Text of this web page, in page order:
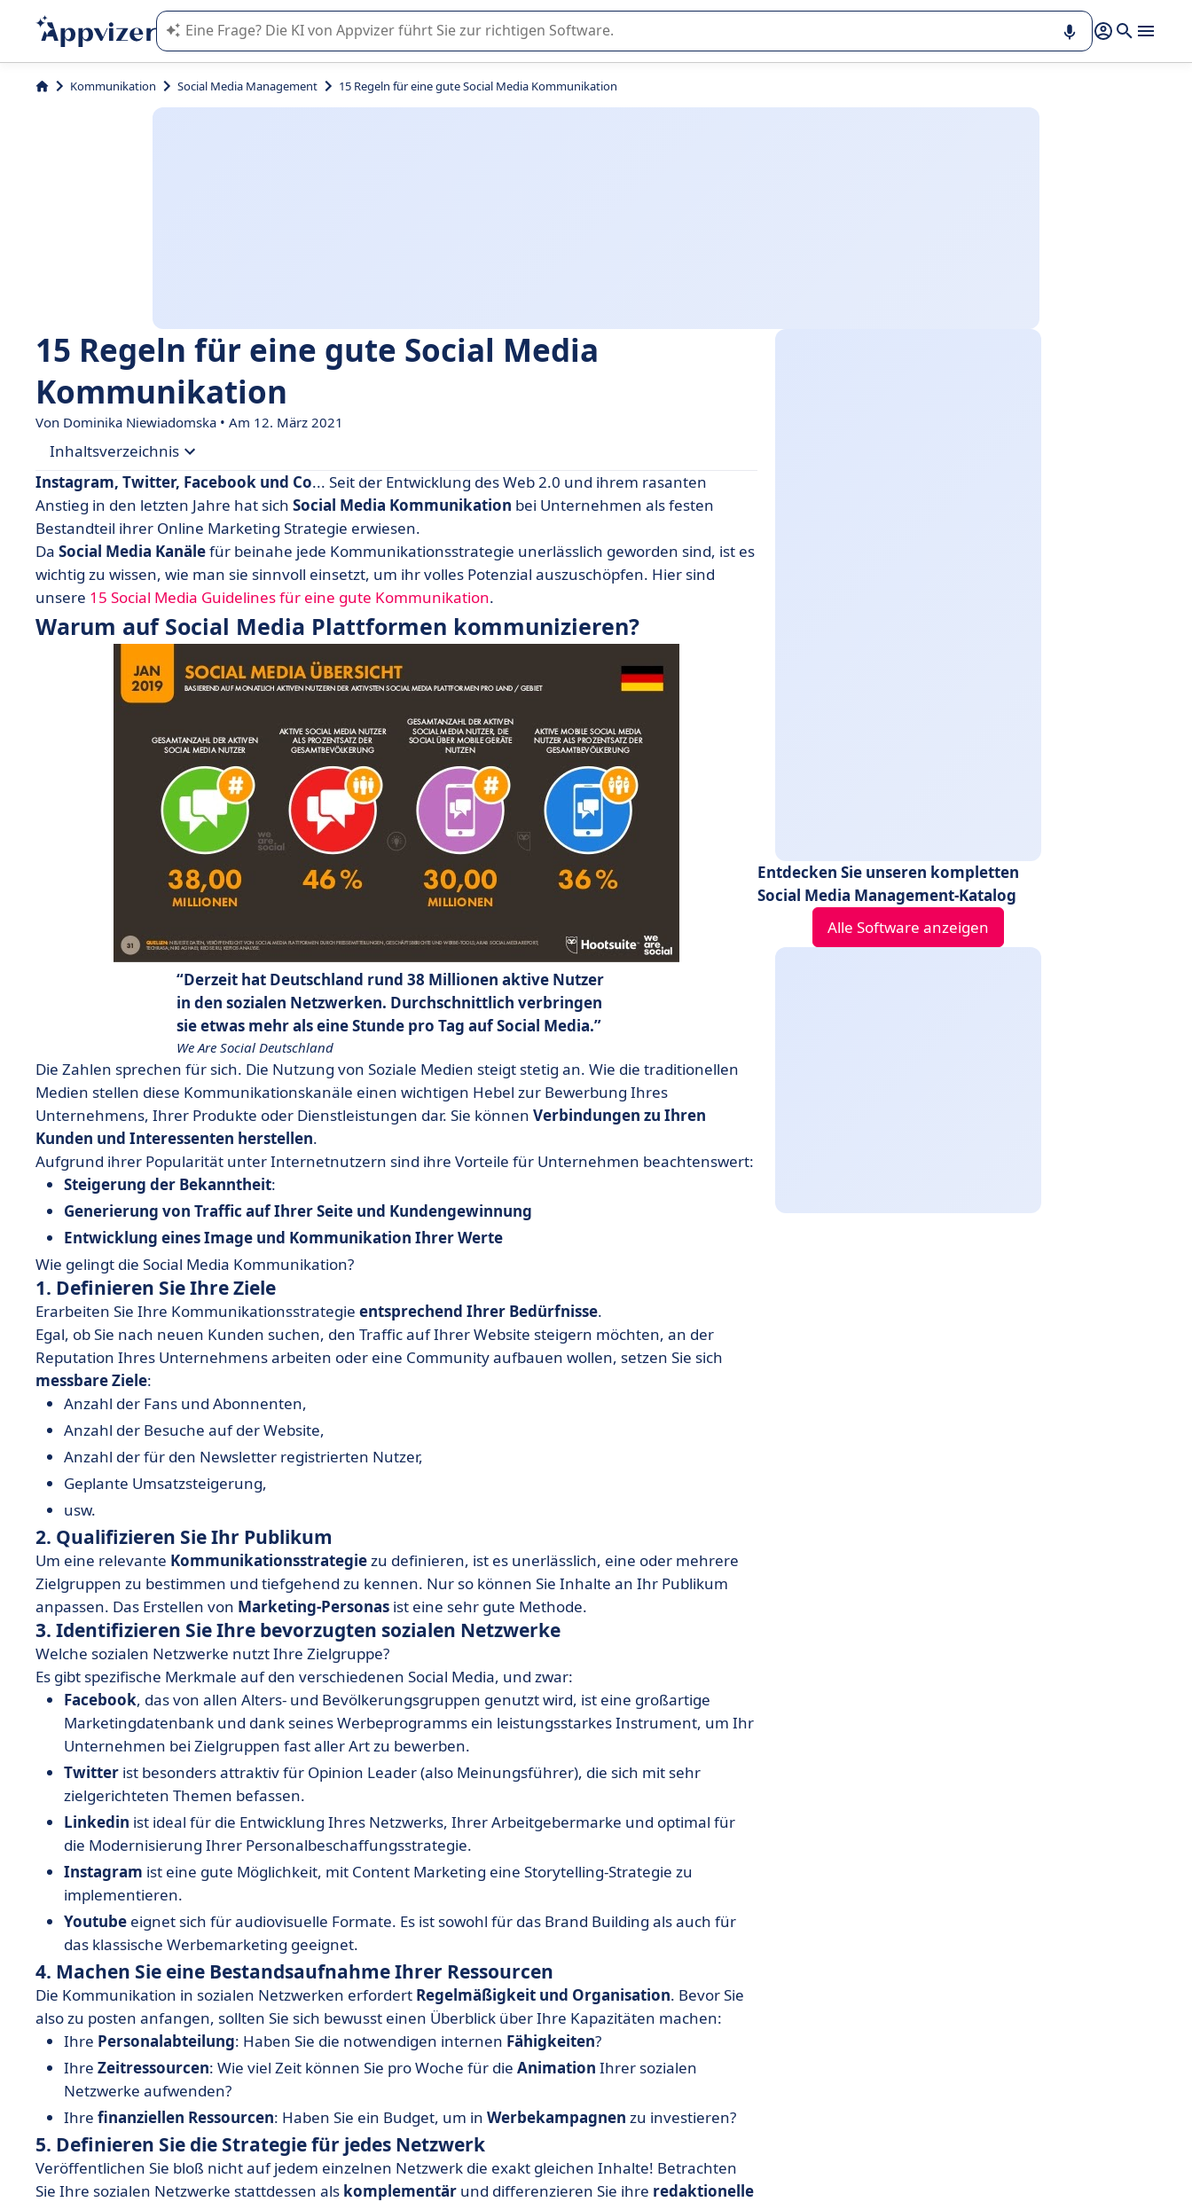
Die KI von Appvizer führt Sie bei der Nutzung oder Auswahl von SaaS-Software in Unternehmen.
Kommunikation Social Media Management 15 Regeln für eine gute Social Media Kommunikation
15 Regeln für eine gute Social Media
Kommunikation
Von Dominika Niewiadomska • Am 12. März 2021
Inhaltsverzeichnis
• Warum auf Social Media Plattformen kommunizieren?
• Fazit
Instagram, Twitter, Facebook und Co... Seit der Entwicklung des Web 2.0 und ihrem rasanten
Anstieg in den letzten Jahre hat sich Social Media Kommunikation bei Unternehmen als festen
Bestandteil ihrer Online Marketing Strategie erwiesen.
Da Social Media Kanälefür beinahe jede Kommunikationsstrategie unerlässlich geworden sind, ist es
wichtig zu wissen, wie man sie sinnvoll einsetzt, um ihr volles Potenzial auszuschöpfen. Hier sind
unsere 15 Social Media Guidelines für eine gute Kommunikation.
Warum auf Social Media Plattformen kommunizieren?
Derzeit hat Deutschland rund 38 Millionen aktive Nutzer
in den sozialen Netzwerken. Durchschnittlich verbringen
sie etwas mehr als eine Stunde pro Tag auf Social Media.
We Are Social Deutschland
Die Zahlen sprechen für sich. Die Nutzung von Soziale Medien steigt stetig an. Wie die traditionellen
Medien stellen diese Kommunikationskanäle einen wichtigen Hebel zur Bewerbung Ihres
Unternehmens, Ihrer Produkte oder Dienstleistungen dar. Sie können Verbindungen zu Ihren
Kunden und Interessenten herstellen.
Aufgrund ihrer Popularität unter Internetnutzern sind ihre Vorteile für Unternehmen beachtenswert:
Steigerung der Bekanntheit:
Generierung von Traffic auf Ihrer Seite und Kundengewinnung
Entwicklung eines Image und Kommunikation Ihrer Werte
Wie gelingt die Social Media Kommunikation?
1. Definieren Sie Ihre Ziele
Erarbeiten Sie Ihre Kommunikationsstrategie entsprechend Ihrer Bedürfnisse.
Egal, ob Sie nach neuen Kunden suchen, den Traffic auf Ihrer Website steigern möchten, an der
Reputation Ihres Unternehmens arbeiten oder eine Community aufbauen wollen, setzen Sie sich
messbare Ziele:
Anzahl der Fans und Abonnenten,
Anzahl der Besuche auf der Website,
Anzahl der für den Newsletter registrierten Nutzer,
Geplante Umsatzsteigerung,
usw.
2. Qualifizieren Sie Ihr Publikum
Um eine relevante Kommunikationsstrategiezu definieren, ist es unerlässlich, eine oder mehrere
Zielgruppen zu bestimmen und tiefgehend zu kennen. Nur so können Sie Inhalte an Ihr Publikum
anpassen. Das Erstellen von Marketing-Personas ist eine sehr gute Methode.
3. Identifizieren Sie Ihre bevorzugten sozialen Netzwerke
Welche sozialen Netzwerke nutzt Ihre Zielgruppe?
Es gibt spezifische Merkmale auf den verschiedenen Social Media, und zwar:
Facebook, das von allen Alters- und Bevölkerungsgruppen genutzt wird, ist eine großartige
Marketingdatenbank und dank seines Werbeprogramms ein leistungsstarkes Instrument, um Ihr
Unternehmen bei Zielgruppen fast aller Art zu bewerben.
Twitter ist besonders attraktiv für Opinion Leader (also Meinungsführer), die sich mit sehr
zielgerichteten Themen befassen.
Linkedin ist ideal für die Entwicklung Ihres Netzwerks, Ihrer Arbeitgebermarke und optimal für
die Modernisierung Ihrer Personalbeschaffungsstrategie.
Instagram ist eine gute Möglichkeit, mit Content Marketing eine Storytelling-Strategie zu
implementieren.
Youtube eignet sich für audiovisuelle Formate. Es ist sowohl für das Brand Building als auch für
das klassische Werbemarketing geeignet.
4. Machen Sie eine Bestandsaufnahme Ihrer Ressourcen
Die Kommunikation in sozialen Netzwerken erfordert Regelmäßigkeit und Organisation. Bevor Sie
also zu posten anfangen, sollten Sie sich bewusst einen Überblick über Ihre Kapazitäten machen:
Ihre Personalabteilung: Haben Sie die notwendigen internen Fähigkeiten?
Ihre Zeitressourcen: Wie viel Zeit können Sie pro Woche für die Animation Ihrer sozialen
Netzwerke aufwenden?
Ihre finanziellen Ressourcen: Haben Sie ein Budget, um in Werbekampagnen zu investieren?
5. Definieren Sie die Strategie für jedes Netzwerk
Veröffentlichen Sie bloß nicht auf jedem einzelnen Netzwerk die exakt gleichen Inhalte! Betrachten
Sie Ihre sozialen Netzwerke stattdessen als komplementär und differenzieren Sie ihre redaktionelle
Entdecken Sie unseren kompletten
Social Media Management-Katalog
Alle Software anzeigen